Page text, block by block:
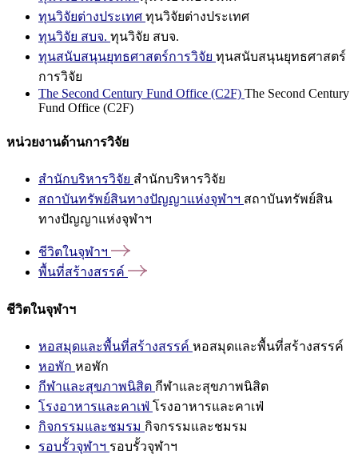
ทุนวิจัยต่างประเทศ ทุนวิจัยต่างประเทศ
ทุนวิจัย สบจ. ทุนวิจัย สบจ.
ทุนสนับสนุนยุทธศาสตร์การวิจัย ทุนสนับสนุนยุทธศาสตร์
การวิจัย
The Second Century Fund Office (C2F) The Second Century
Fund Office (C2F)
หน่วยงานด้านการวิจัย
สำนักบริหารวิจัย สำนักบริหารวิจัย
สถาบันทรัพย์สินทางปัญญาแห่งจุฬาฯ สถาบันทรัพย์สิน
ทางปัญญาแห่งจุฬาฯ
ชีวิตในจุฬาฯ
พื้นที่สร้างสรรค์
ชีวิตในจุฬาฯ
หอสมุดและพื้นที่สร้างสรรค์ หอสมุดและพื้นที่สร้างสรรค์
หอพัก หอพัก
กีฬาและสุขภาพนิสิต กีฬาและสุขภาพนิสิต
โรงอาหารและคาเฟ่ โรงอาหารและคาเฟ่
กิจกรรมและชมรม กิจกรรมและชมรม
รอบรั้วจุฬาฯ รอบรั้วจุฬาฯ